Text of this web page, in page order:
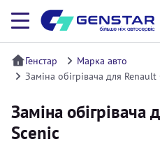
Генстар
Марка авто
Заміна обігрівача для
Заміна
Scenic